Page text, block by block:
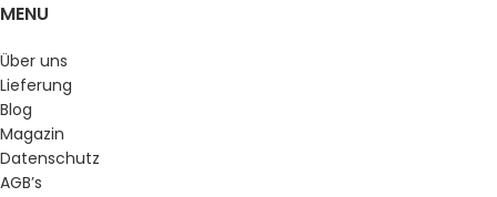
MENU
Über uns
Lieferung
Blog
Magazin
Datenschutz
AGB’s